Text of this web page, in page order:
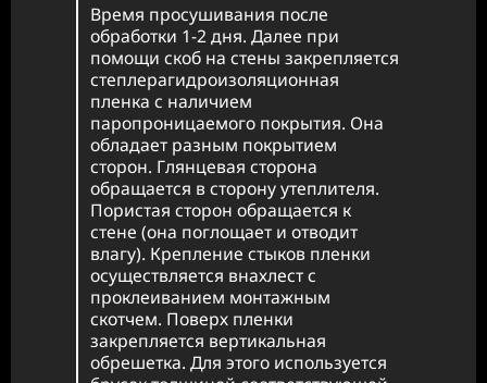
Время просушивания после
обработки 1-2 дня. Далее при
помощи скоб на стены закрепляется
степлерагидроизоляционная
пленка с наличием
паропроницаемого покрытия. Она
обладает разным покрытием
сторон. Глянцевая сторона
обращается в сторону утеплителя.
Пористая сторон обращается к
стене (она поглощает и отводит
влагу). Крепление стыков пленки
осуществляется внахлест с
проклеиванием монтажным
скотчем. Поверх пленки
закрепляется вертикальная
обрешетка. Для этого используется